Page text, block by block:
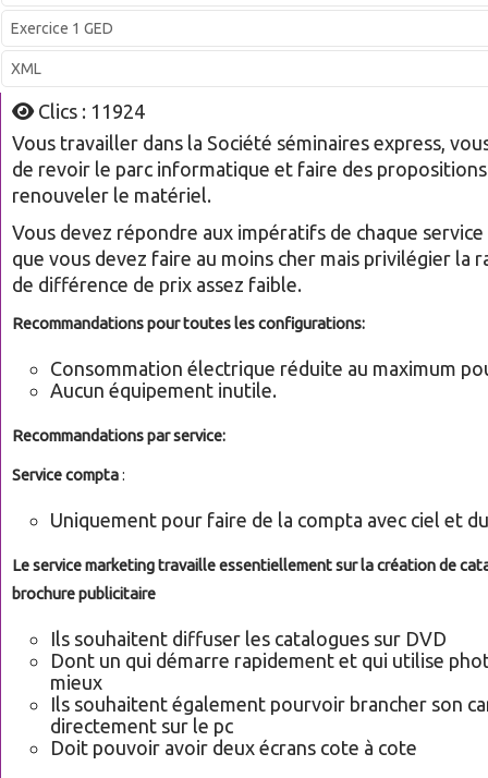
Exercice 1 GED
XML
Clics : 11924
Vous travailler dans la Société séminaires express,
de revoir le parc informatique et faire des
renouveler le matériel.
Vous devez répondre aux impératifs de chaque service
que vous devez faire au moins cher mais privilégier la
de différence de prix assez faible.
Recommandations pour toutes les configurations:
Consommation électrique réduite au maximum
Aucun équipement inutile.
Recommandations par service:
Service compta:
Uniquement pour faire de la compta avec ciel et
Le service marketing travaille essentiellement sur la création de
brochure publicitaire
Ils souhaitent diffuser les catalogues sur DVD
Dont un qui démarre rapidement et qui utilise
mieux
Ils souhaitent également pourvoir brancher son
directement sur le pc
Doit pouvoir avoir deux écrans cote à cote